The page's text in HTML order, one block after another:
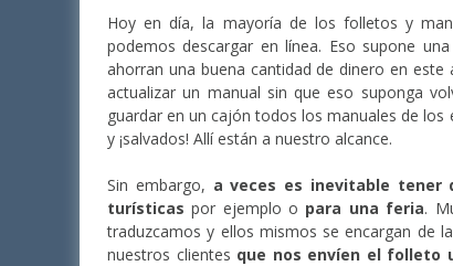
Hoy en día, la mayoría de los folletos y
podemos descargar en línea. Eso supone
ahorran una buena cantidad de dinero en
actualizar un manual sin que eso suponga
guardar en un cajón todos los manuales de
y ¡salvados! Allí están a nuestro alcance.
Sin embargo, a veces es inevitable tener
turísticas por ejemplo o para una feria.
traduzcamos y ellos mismos se encargan de la
nuestros clientes que nos envíen el folleto